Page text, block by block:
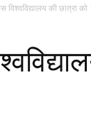
की छात्रा